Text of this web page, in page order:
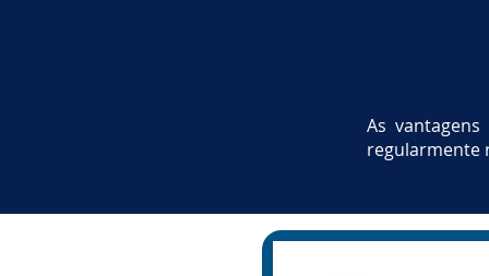
As
regularmente